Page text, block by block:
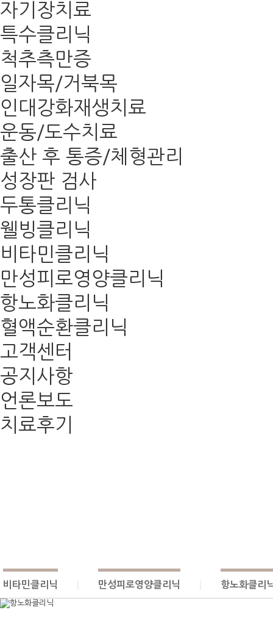
자기장치료
특수클리닉
척추측만증
일자목/거북목
인대강화재생치료
운동/도수치료
출산 후 통증/체형관리
성장판 검사
두통클리닉
웰빙클리닉
비타민클리닉
만성피로영양클리닉
항노화클리닉
혈액순환클리닉
고객센터
공지사항
언론보도
치료후기
비타민클리닉 만성피로영양클리닉 항노화클리